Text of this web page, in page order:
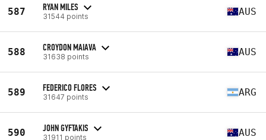
587 RYAN MILES
31544 points AUS
588 CROYDON MAIAVA
31638 points AUS
589 FEDERICO FLORES
31647 points ARG
590 JOHN GYFTAKIS
31911 points AUS